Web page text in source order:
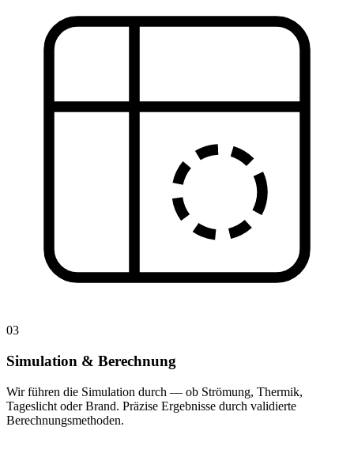
03
Simulation & Berechnung
Wir führen die Simulation durch — ob Strömung, Thermik,
Tageslicht oder Brand. Präzise Ergebnisse durch validierte
Berechnungsmethoden.